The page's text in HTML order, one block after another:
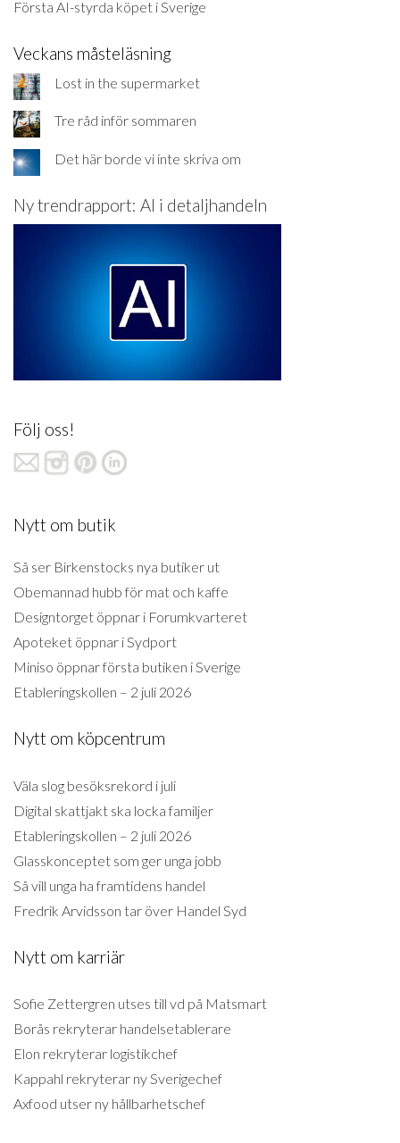
Första AI-styrda köpet i Sverige
Veckans måsteläsning
Lost in the supermarket
Tre råd inför sommaren
Det här borde vi inte skriva om
Ny trendrapport: AI i detaljhandeln
Följ oss!
Nytt om butik
Så ser Birkenstocks nya butiker ut
Obemannad hubb för mat och kaffe
Designtorget öppnar i Forumkvarteret
Apoteket öppnar i Sydport
Miniso öppnar första butiken i Sverige
Etableringskollen – 2 juli 2026
Nytt om köpcentrum
Väla slog besöksrekord i juli
Digital skattjakt ska locka familjer
Etableringskollen – 2 juli 2026
Glasskonceptet som ger unga jobb
Så vill unga ha framtidens handel
Fredrik Arvidsson tar över Handel Syd
Nytt om karriär
Sofie Zettergren utses till vd på Matsmart
Borås rekryterar handelsetablerare
Elon rekryterar logistikchef
Kappahl rekryterar ny Sverigechef
Axfood utser ny hållbarhetschef